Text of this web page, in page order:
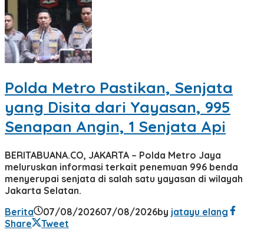
Polda Metro Pastikan, Senjata
yang Disita dari Yayasan, 995
Senapan Angin, 1 Senjata Api
BERITABUANA.CO, JAKARTA – Polda Metro Jaya
meluruskan informasi terkait penemuan 996 benda
menyerupai senjata di salah satu yayasan di wilayah
Jakarta Selatan.
Berita
07/08/202607/08/2026by jatayu elang
Share
Tweet